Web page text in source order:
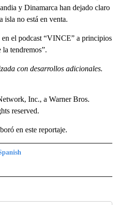
y Dinamarca han dejado claro
isla no está en venta.
en el podcast “VINCE” a principios
la tendremos”.
con desarrollos adicionales.
Inc., a Warner Bros.
reserved.
en este reportaje.
TO RECEIVE NOTIFICATIONS ABOUT